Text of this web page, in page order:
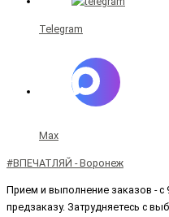
Telegram
Max
#ВПЕЧАТЛЯЙ - Воронеж
Прием и выполнение заказов - с
предзаказу. Затрудняетесь с